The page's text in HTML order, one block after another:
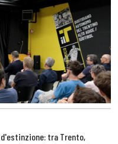
tra Trento,